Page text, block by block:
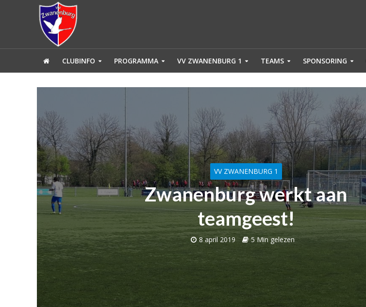
CLUBINFO PROGRAMMA VV ZWANENBURG 1 TEAMS SPONSORING
VV ZWANENBURG 1
Zwanenburg werkt aan
teamgeest!
8 april 2019 5 Min gelezen